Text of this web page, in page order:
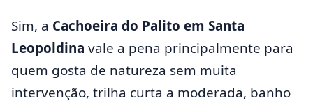
Sim, a Cachoeira do Palito em Santa
Leopoldina vale a pena principalmente para
quem gosta de natureza sem muita
intervenção, trilha curta a moderada, banho